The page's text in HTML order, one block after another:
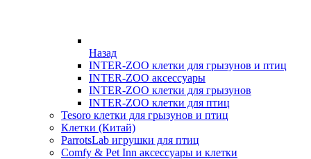
Назад
INTER-ZOO клетки для грызунов и птиц
INTER-ZOO аксессуары
INTER-ZOO клетки для грызунов
INTER-ZOO клетки для птиц
Tesoro клетки для грызунов и птиц
Клетки (Китай)
ParrotsLab игрушки для птиц
Comfy & Pet Inn аксессуары и клетки